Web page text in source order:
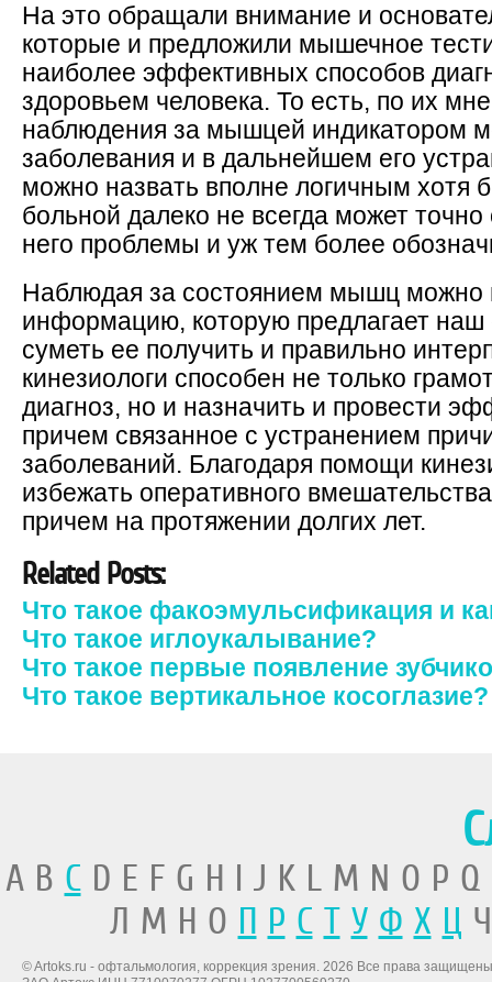
На это обращали внимание и
которые и предложили мышечное
наиболее эффективных способов
здоровьем человека. То есть, по их
наблюдения за мышцей индикатором
заболевания и в дальнейшем его
можно назвать вполне логичным хотя
больной далеко не всегда может
него проблемы и уж тем более
Наблюдая за состоянием мышц можно
информацию, которую предлагает наш
суметь ее получить и правильно
кинезиологи способен не только
диагноз, но и назначить и провести
причем связанное с устранением
заболеваний. Благодаря помощи
избежать оперативного
причем на протяжении долгих лет.
Related Posts:
Что такое факоэмульсификация и
Что такое иглоукалывание?
Что такое первые появление
Что такое вертикальное косоглазие?
A B CD E F G H I J K L M N O P
Л М Н О П Р С Т У Ф Х Ц
© Artoks.ru - офтальмология, коррекция зрения. 2026 Все права